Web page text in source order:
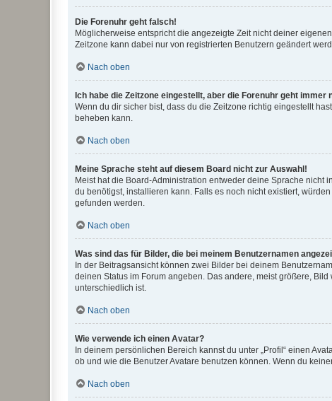
Die Forenuhr geht falsch!
Möglicherweise entspricht die angezeigte Zeit nicht deiner
Zeitzone kann dabei nur von registrierten Benutzern geändert
Nach oben
Ich habe die Zeitzone eingestellt, aber die Forenuhr geht immer
Wenn du dir sicher bist, dass du die Zeitzone richtig eingestellt
beheben kann.
Nach oben
Meine Sprache steht auf diesem Board nicht zur Auswahl!
Meist hat die Board-Administration entweder deine Sprache nicht
du benötigst, installieren kann. Falls es noch nicht existiert,
gefunden werden.
Nach oben
Was sind das für Bilder, die bei meinem Benutzernamen
In der Beitragsansicht können zwei Bilder bei deinem
deinen Status im Forum angeben. Das andere, meist größere,
unterschiedlich ist.
Nach oben
Wie verwende ich einen Avatar?
In deinem persönlichen Bereich kannst du unter „Profil“ einen
ob und wie die Benutzer Avatare benutzen können. Wenn du
Nach oben